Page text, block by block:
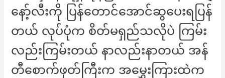
နော့်လီးကို ပြန်တောင်အောင်ဆွပေးရပြန်
တယ် လုပ်ပုံက စိတ်မရှည်သလိုပဲ ကြမ်း
လည်းကြမ်းတယ် နာလည်းနာတယ် အန်
တီစောက်ဖုတ်ကြီးက အမွှေးကြားထဲက